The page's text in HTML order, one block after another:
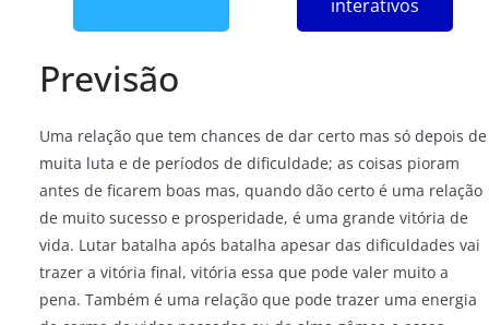
interativos
Previsão
Uma relação que tem chances de dar certo mas só depois de
muita luta e de períodos de dificuldade; as coisas pioram
antes de ficarem boas mas, quando dão certo é uma relação
de muito sucesso e prosperidade, é uma grande vitória de
vida. Lutar batalha após batalha apesar das dificuldades vai
trazer a vitória final, vitória essa que pode valer muito a
pena. Também é uma relação que pode trazer uma energia